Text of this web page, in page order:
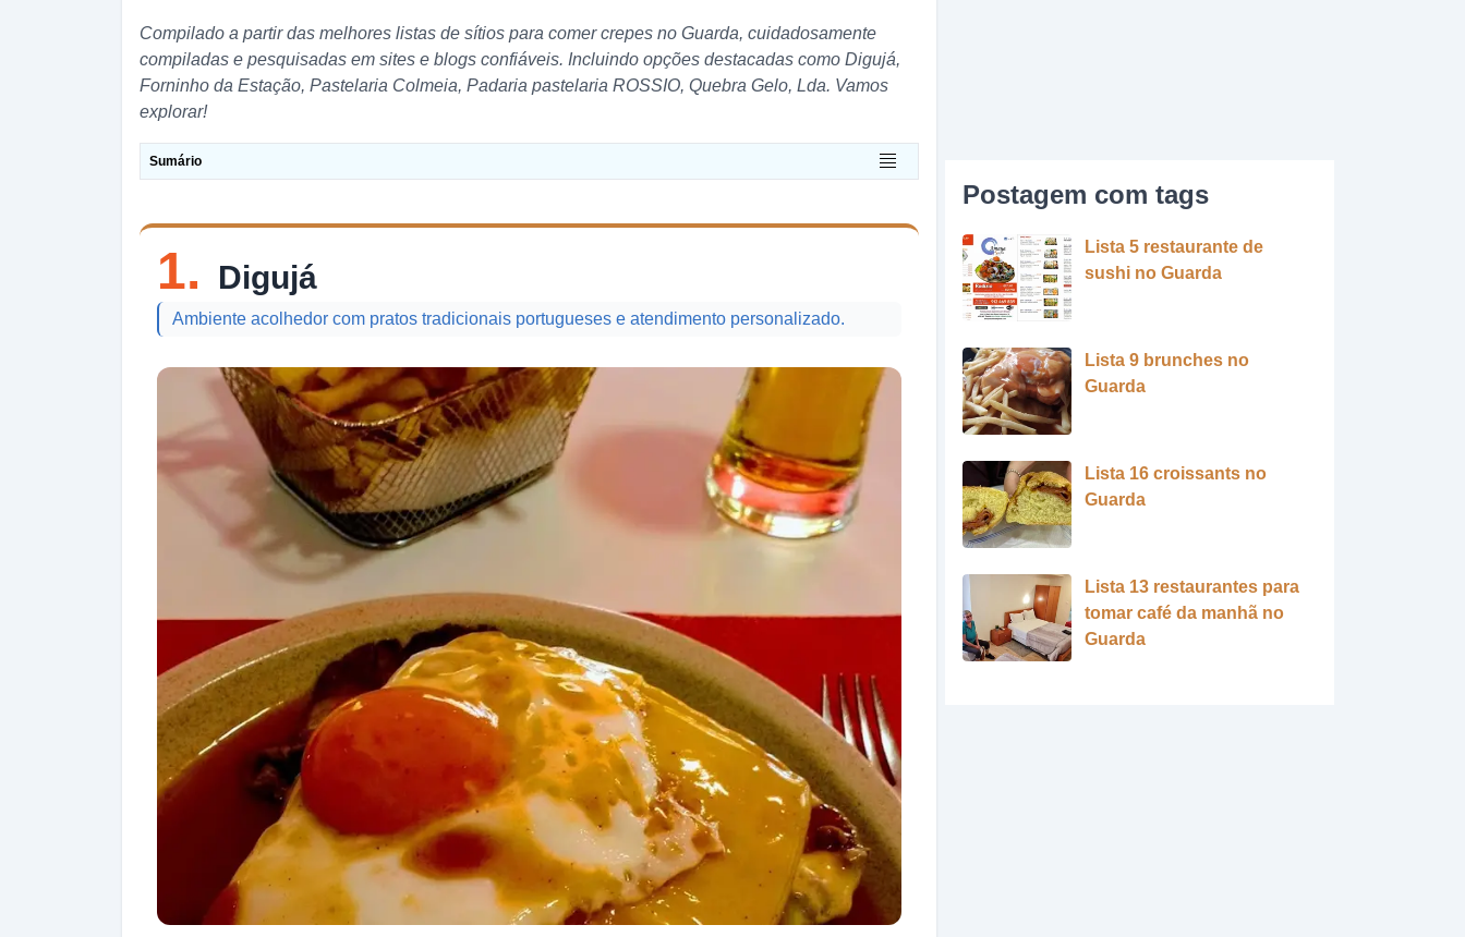
Compilado a partir das melhores listas de sítios para comer crepes no Guarda, cuidadosamente
compiladas e pesquisadas em sites e blogs confiáveis. Incluindo opções destacadas como Digujá,
Forninho da Estação, Pastelaria Colmeia, Padaria pastelaria ROSSIO, Quebra Gelo, Lda. Vamos
explorar!
Sumário
1. Digujá
Ambiente acolhedor com pratos tradicionais portugueses e atendimento personalizado.
Postagem com tags
Lista 5 restaurante de
sushi no Guarda
Lista 9 brunches no
Guarda
Lista 16 croissants no
Guarda
Lista 13 restaurantes para
tomar café da manhã no
Guarda